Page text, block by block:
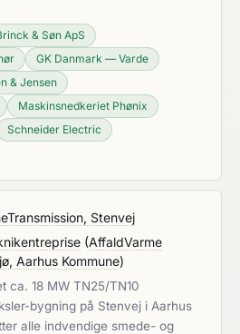
& Søn ApS
GK Danmark — Varde
& Jensen
Maskinsnedkeriet Phønix
Schneider Electric
Stenvej
(AffaldVarme
Aarhus Kommune)
ca. 18 MW TN25/TN10
bygning på Stenvej i Aarhus
alle indvendige smede- og